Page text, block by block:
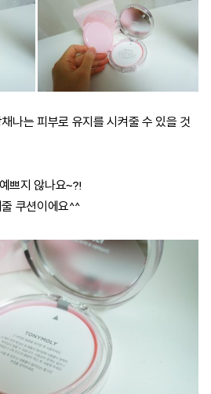
나는 피부로 유지를 시켜줄 수 있을 것
쁘지 않나요~?!
쿠션이에요^^